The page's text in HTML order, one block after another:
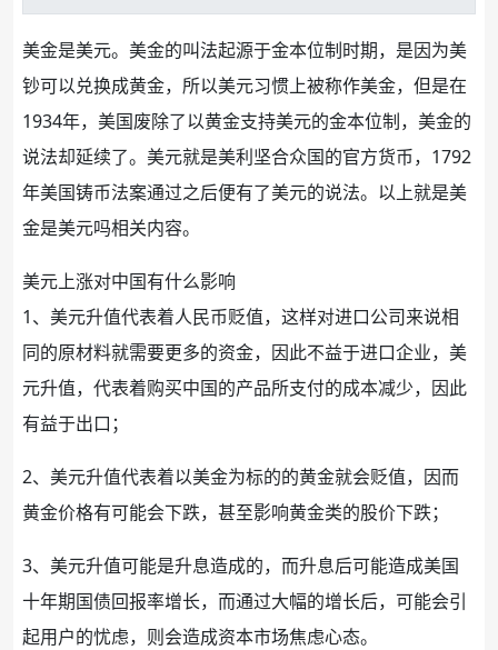
美金是美元。美金的叫法起源于金本位制时期，是因为美
钞可以兑换成黄金，所以美元习惯上被称作美金，但是在
1934年，美国废除了以黄金支持美元的金本位制，美金的
说法却延续了。美元就是美利坚合众国的官方货币，1792
年美国铸币法案通过之后便有了美元的说法。以上就是美
金是美元吗相关内容。
美元上涨对中国有什么影响
1、美元升值代表着人民币贬值，这样对进口公司来说相
同的原材料就需要更多的资金，因此不益于进口企业，美
元升值，代表着购买中国的产品所支付的成本减少，因此
有益于出口；
2、美元升值代表着以美金为标的的黄金就会贬值，因而
黄金价格有可能会下跌，甚至影响黄金类的股价下跌；
3、美元升值可能是升息造成的，而升息后可能造成美国
十年期国债回报率增长，而通过大幅的增长后，可能会引
起用户的忧虑，则会造成资本市场焦虑心态。